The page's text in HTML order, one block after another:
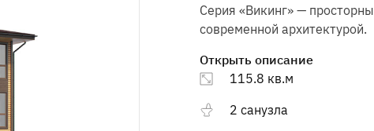
Серия «Викинг» —
современной архитектурой.
Открыть описание
115.8 кв.м
2 санузла